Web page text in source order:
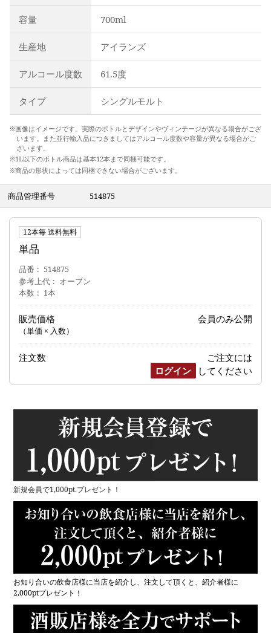
容量 700ml
生産地 アイランズ
アルコール度数 61.5度
タイプ シングルモルト
※画像はイメージです。実際のボトルとデザインやヴィンテージが異なる場合がござ
います。また並行輸入品につきましてはアルコール度数や容量が異なる場合がご
ざいます。
※1L以下のボトル商品は基本12本まで同梱可能です。
※商品の形状によっては同梱できない場合がございます。
商品管理番号 514875
12本毎 送料無料
単品
品番
514875
参考上代
オープン
本数
1本
販売価格
（単価 × 入数）
会員のみ公開
注文数
ご注文には
ログイン
してください
新規会員で1,000pt.プレゼント！
お知り合いの飲食店様に当店を紹介し、注文して頂くと、紹介者様に
2,000ptプレゼント！